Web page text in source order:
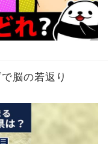
脳の若返り